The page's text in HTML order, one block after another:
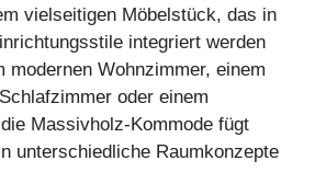
vielseitigen Möbelstück, das in
integriert werden
modernen Wohnzimmer, einem
oder einem
Massivholz-Kommode fügt
unterschiedliche Raumkonzepte